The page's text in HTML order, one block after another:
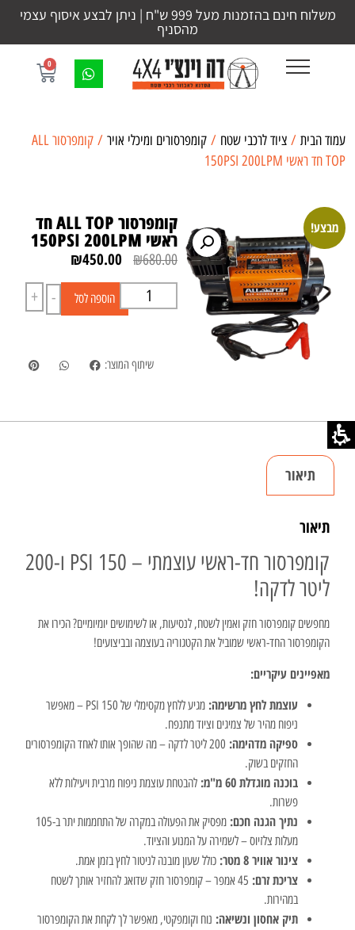
משלוח חינם בהזמנות מעל 999 ש"ח | ניתן לבצע איסוף עצמי
מהסניף
0
עמוד הבית / ציוד לרכבי שטח / קומפרסורים ומיכלי אויר
/ קומפרסור ALL
TOP חד ראשי 150PSI 200LPM
מבצע! קומפרסור ALL TOP חד
ראשי 150PSI 200LPM
₪680.00
₪450.00
-
+ הוספה לסל
שיתוף המוצר:
תיאור
תיאור
קומפרסור חד-ראשי עוצמתי – 150 PSI ו-200
ליטר לדקה!
מחפשים קומפרסור חזק ואמין לשטח, לנסיעות, או לשימושים יומיומיים? הכירו את
הקומפרסור החד-ראשי שמוביל את הקטגוריה בעוצמה ובביצועים!
מאפיינים עיקריים:
עוצמת לחץ מרשימה:
מגיע ללחץ מקסימלי של 150 PSI – מאפשר
ניפוח מהיר של צמיגים וציוד מתנפח.
ספיקה מדהימה:
200 ליטר לדקה – מה שהופך אותו לאחד הקומפרסורים
החזקים בשוק.
בוכנה מוגדלת 60 מ"מ:
להבטחת עוצמת ניפוח מרבית ויעילות ללא
פשרות.
נתיך הגנה חכם:
מפסיק את הפעולה במקרה של התחממות יתר ב-105
מעלות צלזיוס – לשמירה על המנוע והציוד.
צינור אוויר 8 מטר: כולל שעון מובנה לניטור לחץ בזמן אמת.
צריכת זרם:
45 אמפר – קומפרסור חזק שדואג להחזיר אותך לשטח
במהירות.
תיק אחסון ונשיאה: נוח וקומפקטי, מאפשר לך לקחת את הקומפרסור